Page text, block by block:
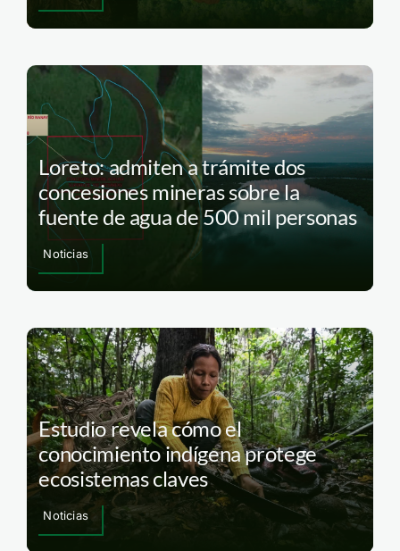
Loreto: admiten a trámite dos
concesiones mineras sobre la
fuente de agua de 500 mil personas
Noticias
Estudio revela cómo el
conocimiento indígena protege
ecosistemas claves
Noticias